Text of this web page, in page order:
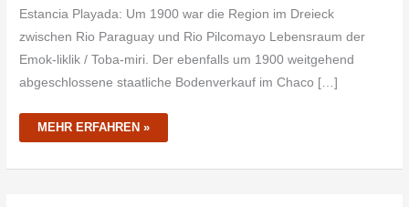
Estancia Playada: Um 1900 war die Region im Dreieck
zwischen Rio Paraguay und Rio Pilcomayo Lebensraum der
Emok-liklik / Toba-miri. Der ebenfalls um 1900 weitgehend
abgeschlossene staatliche Bodenverkauf im Chaco […]
MEHR ERFAHREN »